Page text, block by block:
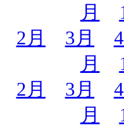
月
2月 3月
月
2月 3月
月